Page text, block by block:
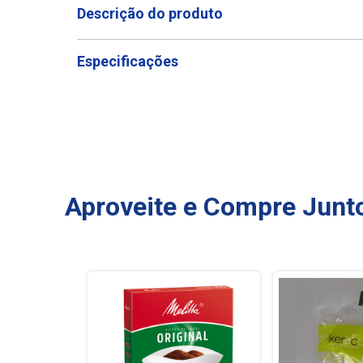
Descrição do produto
Especificações
Aproveite e Compre